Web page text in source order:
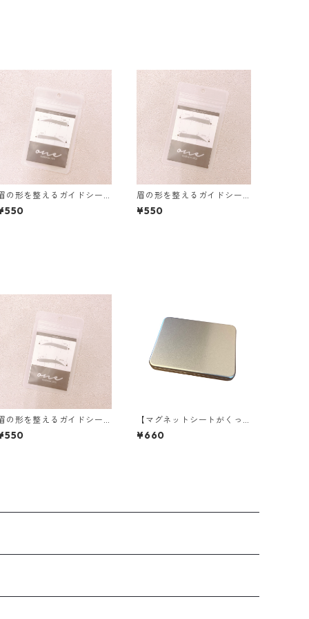
の形を整えるガイドシー
straight-mannish01
眉の形を整えるガイドシー
ル straight-mannish02
¥550
の形を整えるガイドシー
natural02
【マグネットシートがくっ
つく】エクステを収納する
ケース
¥660